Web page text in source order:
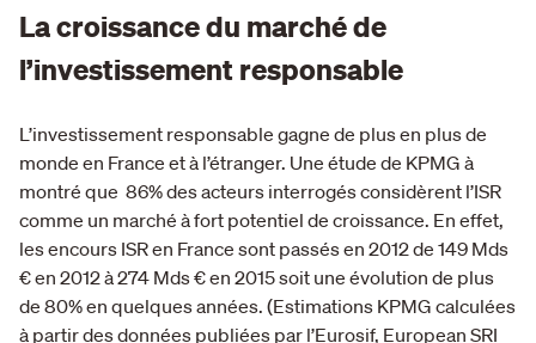
La croissance du marché de
l’investissement responsable
L’investissement responsable gagne de plus en plus de
monde en France et à l’étranger. Une étude de KPMG à
montré que 86% des acteurs interrogés considèrent l’ISR
comme un marché à fort potentiel de croissance. En effet,
les encours ISR en France sont passés en 2012 de 149 Mds
€ en 2012 à 274 Mds € en 2015 soit une évolution de plus
de 80% en quelques années. (Estimations KPMG calculées
à partir des données publiées par l’Eurosif, European SRI